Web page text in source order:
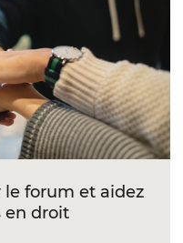
forum et aidez
en droit